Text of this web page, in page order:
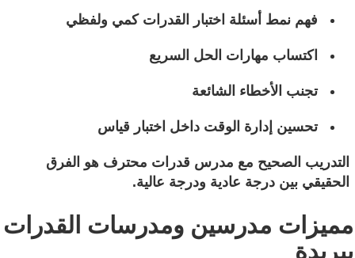
فهم نمط أسئلة اختبار القدرات كمي ولفظي
اكتساب مهارات الحل السريع
تجنب الأخطاء الشائعة
تحسين إدارة الوقت داخل اختبار قياس
التدريب الصحيح مع مدرس قدرات محترف هو الفرق
الحقيقي بين درجة عادية ودرجة عالية.
مميزات مدرسين ومدرسات القدرات
ببريدة